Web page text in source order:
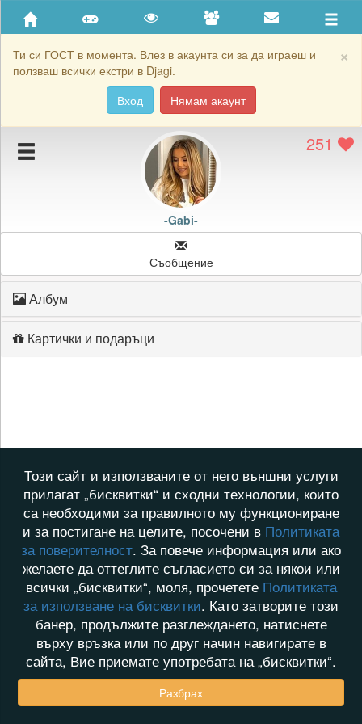
×
Ти си ГОСТ в момента. Влез в акаунта си за да играеш и
ползваш всички екстри в Djagi.
Вход
Нямам акаунт
Приятели
Хронология на игри
Подаръците на -Gabi- 251
-Gabi-
Съобщение
Албум
Картички и подаръци
Този сайт и използваните от него външни услуги
прилагат „бисквитки“ и сходни технологии, които
са необходими за правилното му функциониране
и за постигане на целите, посочени в Политиката
за поверителност. За повече информация или ако
желаете да оттеглите съгласието си за някои или
всички „бисквитки“, моля, прочетете Политиката
за използване на бисквитки. Като затворите този
банер, продължите разглеждането, натиснете
върху връзка или по друг начин навигирате в
сайта, Вие приемате употребата на „бисквитки“.
Разбрах